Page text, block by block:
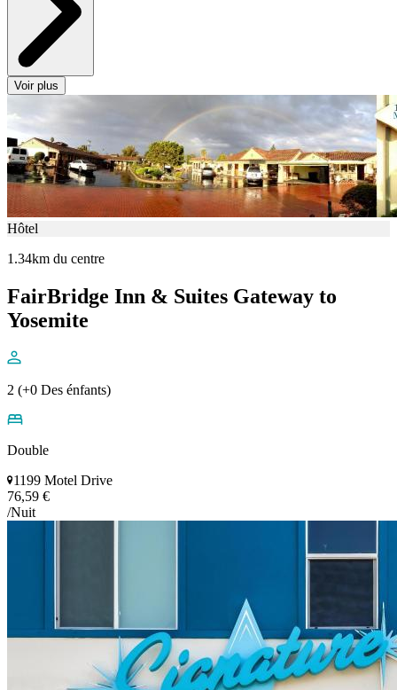
Voir plus
Hôtel
1.34km du centre
FairBridge Inn & Suites Gateway to
Yosemite
2 (+0 Des énfants)
Double
1199 Motel Drive
76,59 €
/Nuit